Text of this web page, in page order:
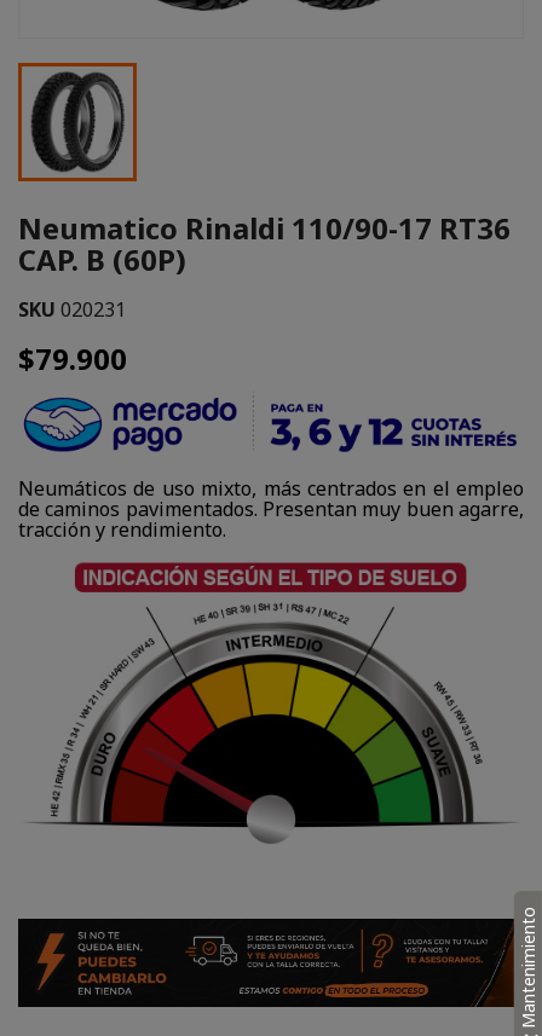
Neumatico Rinaldi 110/90-17 RT36
CAP. B (60P)
SKU 020231
$79.900
Neumáticos de uso mixto, más centrados en el empleo
de caminos pavimentados. Presentan muy buen agarre,
tracción y rendimiento.
Mantenimiento